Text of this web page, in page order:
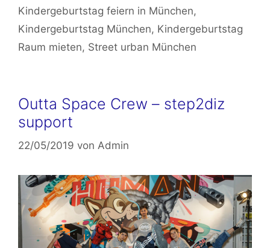
Kindergeburtstag feiern in München,
Kindergeburtstag München, Kindergeburtstag
Raum mieten, Street urban München
Outta Space Crew – step2diz
support
22/05/2019 von Admin